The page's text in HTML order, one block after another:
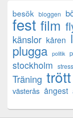
besök bloggen
fest film
känslor kåren
plugga politik
stockholm stress
Träning trött
västerås ångest